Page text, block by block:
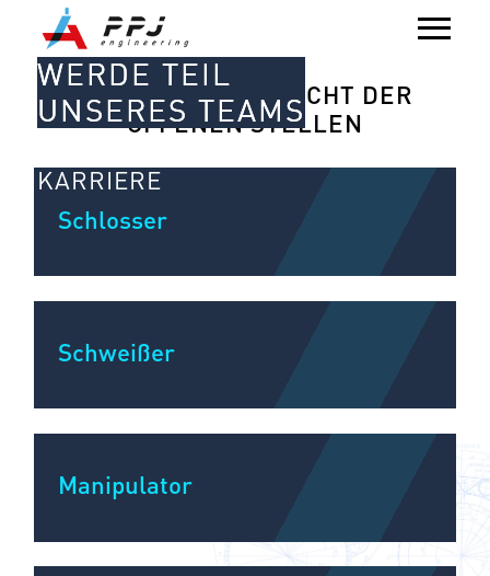
WERDE TEIL
UNSERES TEAMS
KARRIERE
AKTUELLE ÜBERSICHT DER
OFFENEN STELLEN
Schlosser
Schweißer
Manipulator